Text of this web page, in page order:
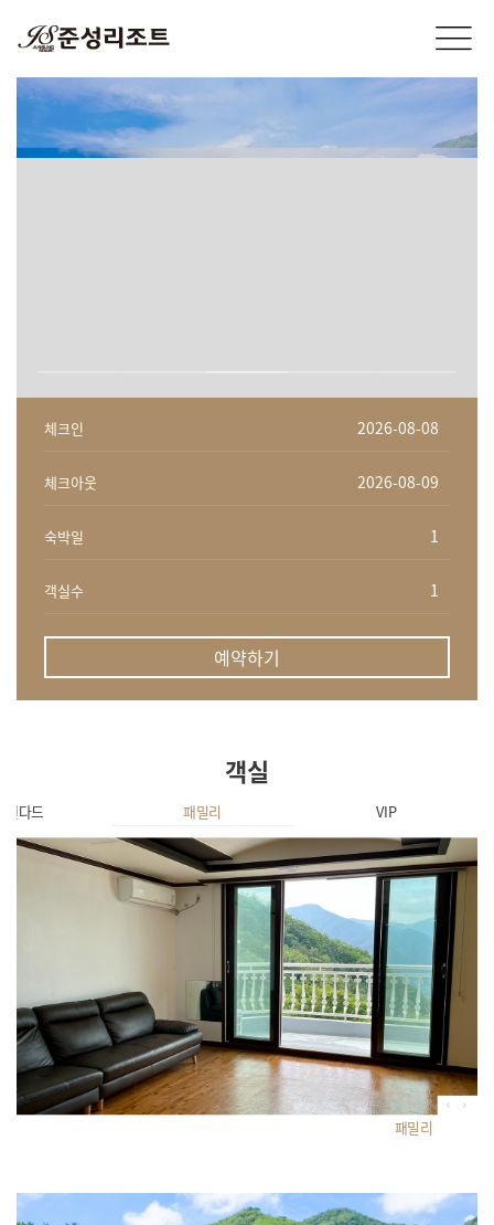
체크인
체크아웃
숙박일
객실수
예약하기
객실
탠다드 패밀리 VIP